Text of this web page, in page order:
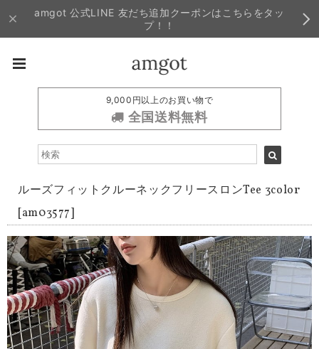
amgot 公式LINE 友だち追加クーポンはこちらをタッ
プ！！
9,000円以上のお買い物で
全国送料無料
ルーズフィットクルーネックフリースロンTee 3color
[am03577]